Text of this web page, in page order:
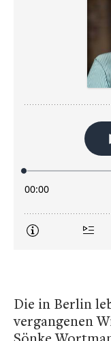
Die in Berlin
vergangenen